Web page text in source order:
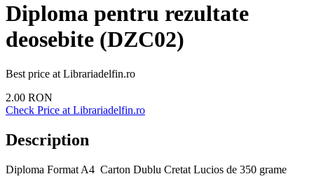
Diploma pentru rezultate
deosebite (DZC02)
Best price at Librariadelfin.ro
2.00 RON
Check Price at Librariadelfin.ro
Description
Diploma Format A4 Carton Dublu Cretat Lucios de 350 grame